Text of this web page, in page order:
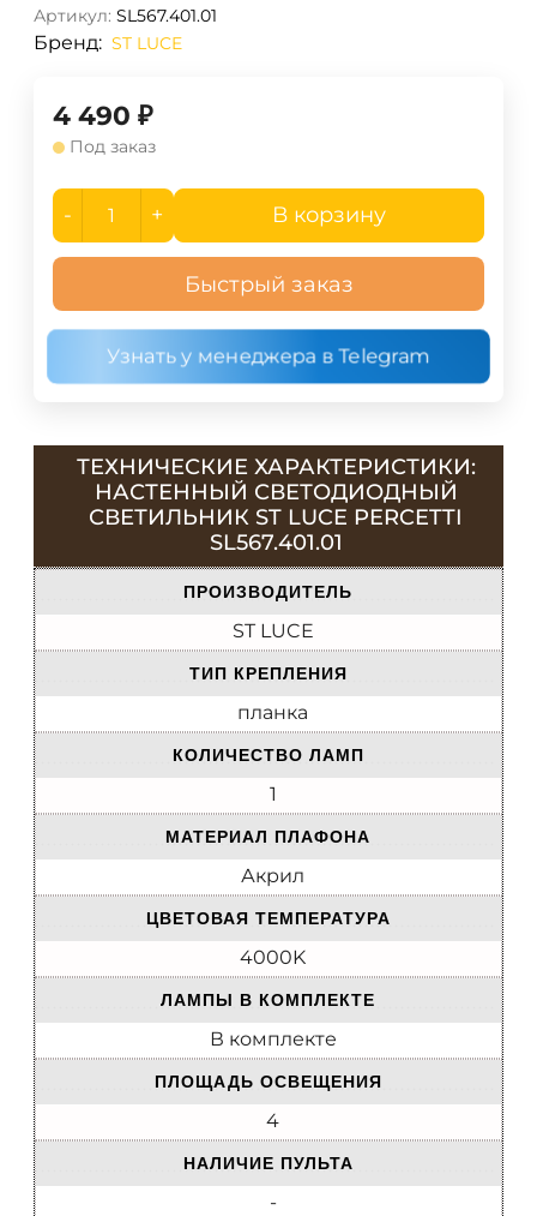
Артикул: SL567.401.01
Бренд: ST LUCE
4 490 ₽
Под заказ
- + В корзину
Быстрый заказ
Узнать у менеджера в Telegram
ТЕХНИЧЕСКИЕ ХАРАКТЕРИСТИКИ:
НАСТЕННЫЙ СВЕТОДИОДНЫЙ
СВЕТИЛЬНИК ST LUCE PERCETTI
SL567.401.01
ПРОИЗВОДИТЕЛЬ
ST LUCE
ТИП КРЕПЛЕНИЯ
планка
КОЛИЧЕСТВО ЛАМП
1
МАТЕРИАЛ ПЛАФОНА
Акрил
ЦВЕТОВАЯ ТЕМПЕРАТУРА
4000K
ЛАМПЫ В КОМПЛЕКТЕ
В комплекте
ПЛОЩАДЬ ОСВЕЩЕНИЯ
4
НАЛИЧИЕ ПУЛЬТА
-